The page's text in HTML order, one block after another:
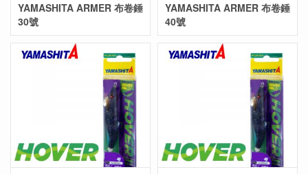
YAMASHITA ARMER 布卷錘
30號
YAMASHITA ARMER 布卷錘
40號